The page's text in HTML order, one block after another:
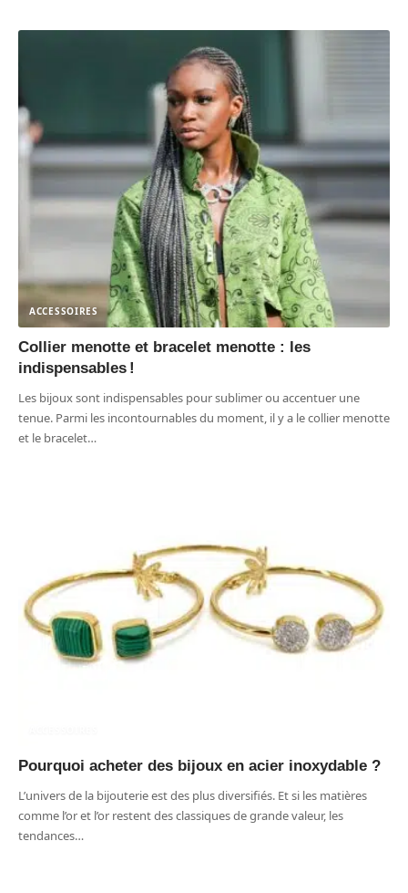
ACCESSOIRES
Collier menotte et bracelet menotte : les
indispensables !
Les bijoux sont indispensables pour sublimer ou accentuer une
tenue. Parmi les incontournables du moment, il y a le collier menotte
et le bracelet…
Pourquoi acheter des bijoux en acier inoxydable ?
L’univers de la bijouterie est des plus diversifiés. Et si les matières
comme l’or et l’or restent des classiques de grande valeur, les
tendances…